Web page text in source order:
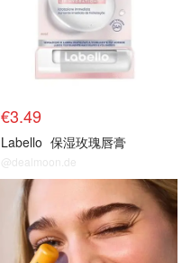
€3.49
Labello 保湿玫瑰唇膏
@dealmoon.de